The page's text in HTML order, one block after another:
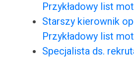
Przykładowy list
Starszy kierownik
Przykładowy list
Specjalista ds.